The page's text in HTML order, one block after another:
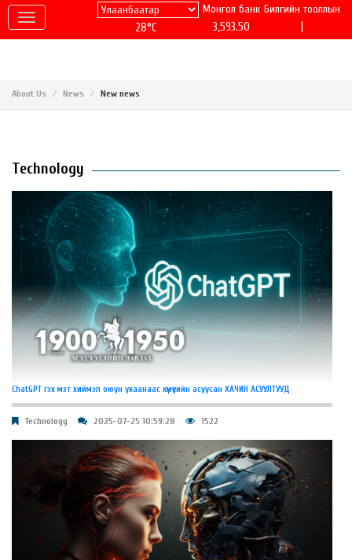
28°C
Монгол банк
3,593.50
Билгийн тооллын
About Us News New news
Technology
ChatGPT гэх мэт хиймэл оюун ухаанаас хүмүүсийн асуусан ХАЧИН АСУУЛТУУД
Technology 2025-07-25 10:59:28 1522